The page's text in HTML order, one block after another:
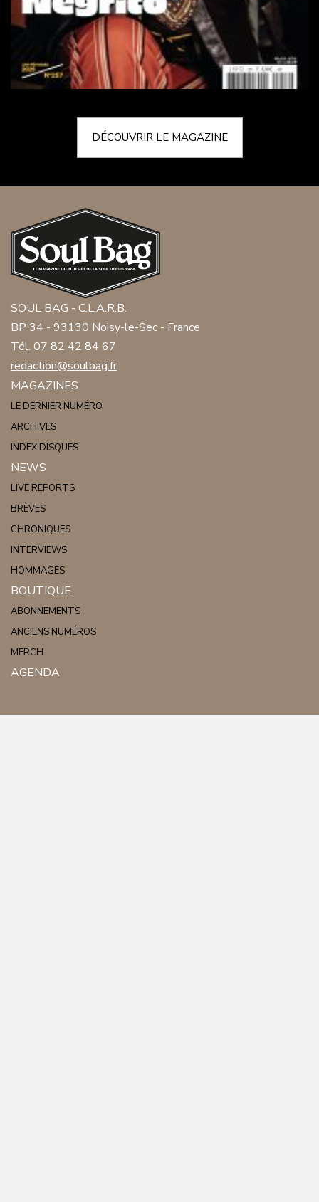
DÉCOUVRIR LE MAGAZINE
SOUL BAG - C.L.A.R.B.
BP 34 - 93130 Noisy-le-Sec - France
Tél. 07 82 42 84 67
redaction@soulbag.fr
MAGAZINES
LE DERNIER NUMÉRO
ARCHIVES
INDEX DISQUES
NEWS
LIVE REPORTS
BRÈVES
CHRONIQUES
INTERVIEWS
HOMMAGES
BOUTIQUE
ABONNEMENTS
ANCIENS NUMÉROS
MERCH
AGENDA